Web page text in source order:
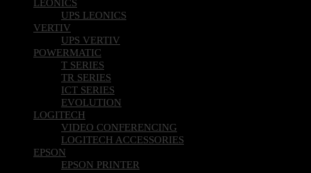
UPS LEONICS
VERTIV
UPS VERTIV
POWERMATIC
T SERIES
TR SERIES
ICT SERIES
EVOLUTION
LOGITECH
VIDEO CONFERENCING
LOGITECH ACCESSORIES
EPSON
EPSON PRINTER
EPSON SCANNER